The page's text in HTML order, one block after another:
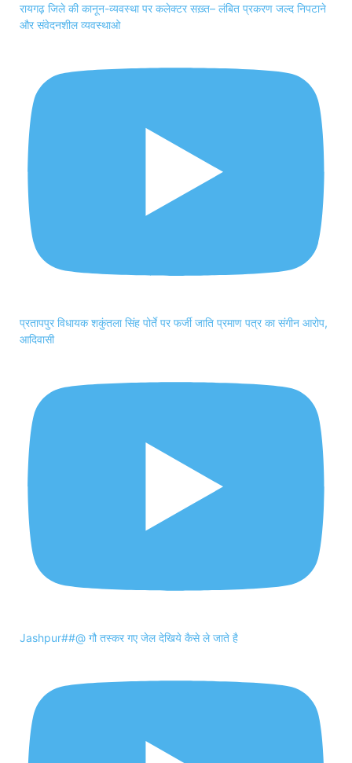
रायगढ़ जिले की कानून-व्यवस्था पर कलेक्टर सख़्त– लंबित प्रकरण जल्द निपटाने
और संवेदनशील व्यवस्थाओ
प्रतापपुर विधायक शकुंतला सिंह पोर्ते पर फर्जी जाति प्रमाण पत्र का संगीन आरोप,
आदिवासी
Jashpur##@ गौ तस्कर गए जेल देखिये कैसे ले जाते है